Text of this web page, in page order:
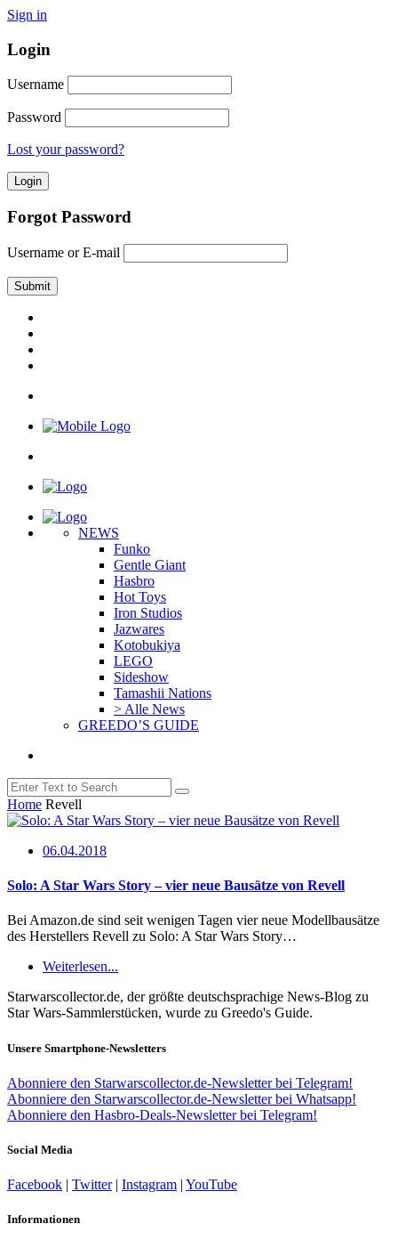
Sign in
Login
Username
Password
Lost your password?
Forgot Password
Username or E-mail
NEWS
Funko
Gentle Giant
Hasbro
Hot Toys
Iron Studios
Jazwares
Kotobukiya
LEGO
Sideshow
Tamashii Nations
> Alle News
GREEDO’S GUIDE
Home Revell
06.04.2018
Solo: A Star Wars Story – vier neue Bausätze von Revell
Bei Amazon.de sind seit wenigen Tagen vier neue Modellbausätze
des Herstellers Revell zu Solo: A Star Wars Story…
Weiterlesen...
Starwarscollector.de, der größte deutschsprachige News-Blog zu
Star Wars-Sammlerstücken, wurde zu Greedo's Guide.
Unsere Smartphone-Newsletters
Abonniere den Starwarscollector.de-Newsletter bei Telegram!
Abonniere den Starwarscollector.de-Newsletter bei Whatsapp!
Abonniere den Hasbro-Deals-Newsletter bei Telegram!
Social Media
Facebook | Twitter| Instagram | YouTube
Informationen